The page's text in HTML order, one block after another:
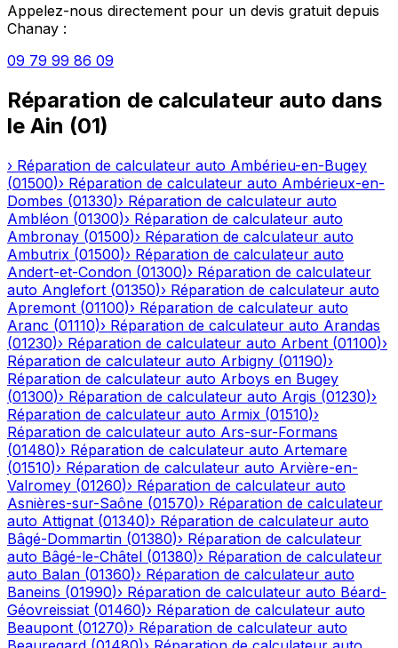
Appelez-nous directement pour un devis gratuit depuis
Chanay :
09 79 99 86 09
Réparation de calculateur auto dans
le Ain (01)
› Réparation de calculateur auto Ambérieu-en-Bugey
(01500)› Réparation de calculateur auto Ambérieux-en-
Dombes (01330)› Réparation de calculateur auto
Ambléon (01300)› Réparation de calculateur auto
Ambronay (01500)› Réparation de calculateur auto
Ambutrix (01500)› Réparation de calculateur auto
Andert-et-Condon (01300)› Réparation de calculateur
auto Anglefort (01350)› Réparation de calculateur auto
Apremont (01100)› Réparation de calculateur auto
Aranc (01110)› Réparation de calculateur auto Arandas
(01230)› Réparation de calculateur auto Arbent (01100)›
Réparation de calculateur auto Arbigny (01190)›
Réparation de calculateur auto Arboys en Bugey
(01300)› Réparation de calculateur auto Argis (01230)›
Réparation de calculateur auto Armix (01510)›
Réparation de calculateur auto Ars-sur-Formans
(01480)› Réparation de calculateur auto Artemare
(01510)› Réparation de calculateur auto Arvière-en-
Valromey (01260)› Réparation de calculateur auto
Asnières-sur-Saône (01570)› Réparation de calculateur
auto Attignat (01340)› Réparation de calculateur auto
Bâgé-Dommartin (01380)› Réparation de calculateur
auto Bâgé-le-Châtel (01380)› Réparation de calculateur
auto Balan (01360)› Réparation de calculateur auto
Baneins (01990)› Réparation de calculateur auto Béard-
Géovreissiat (01460)› Réparation de calculateur auto
Beaupont (01270)› Réparation de calculateur auto